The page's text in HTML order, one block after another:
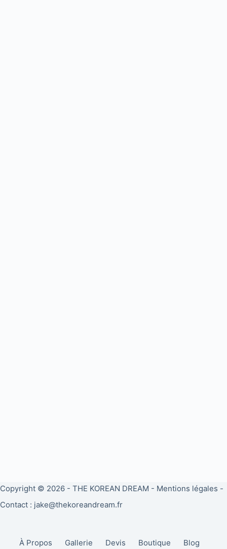
Copyright © 2026 - THE KOREAN DREAM - Mentions légales -
Contact : jake@thekoreandream.fr
À Propos Gallerie Devis Boutique Blog